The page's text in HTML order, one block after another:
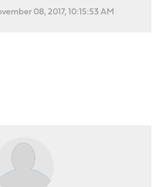
08, 2017, 10:15:53 AM